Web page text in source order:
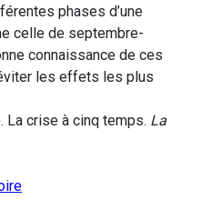
phases d’une
celle de septembre-
connaissance de ces
les effets les plus
La crise à cinq temps. La